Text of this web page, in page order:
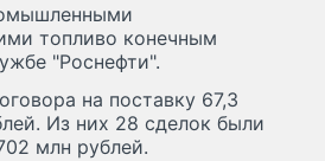
топливо конечным
"Роснефти".
на поставку 67,3
Из них 28 сделок были
млн рублей.